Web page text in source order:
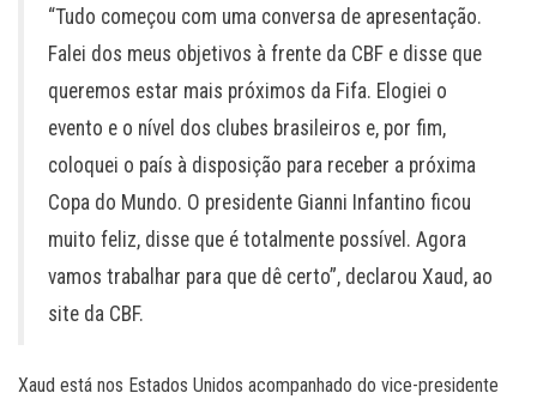
“Tudo começou com uma conversa de apresentação.
Falei dos meus objetivos à frente da CBF e disse que
queremos estar mais próximos da Fifa. Elogiei o
evento e o nível dos clubes brasileiros e, por fim,
coloquei o país à disposição para receber a próxima
Copa do Mundo. O presidente Gianni Infantino ficou
muito feliz, disse que é totalmente possível. Agora
vamos trabalhar para que dê certo”, declarou Xaud, ao
site da CBF.
Xaud está nos Estados Unidos acompanhado do vice-presidente